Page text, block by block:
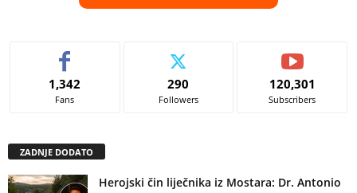
1,342
Fans
290
Followers
120,301
Subscribers
ZADNJE DODATO
Herojski čin liječnika iz Mostara: Dr. Antonio